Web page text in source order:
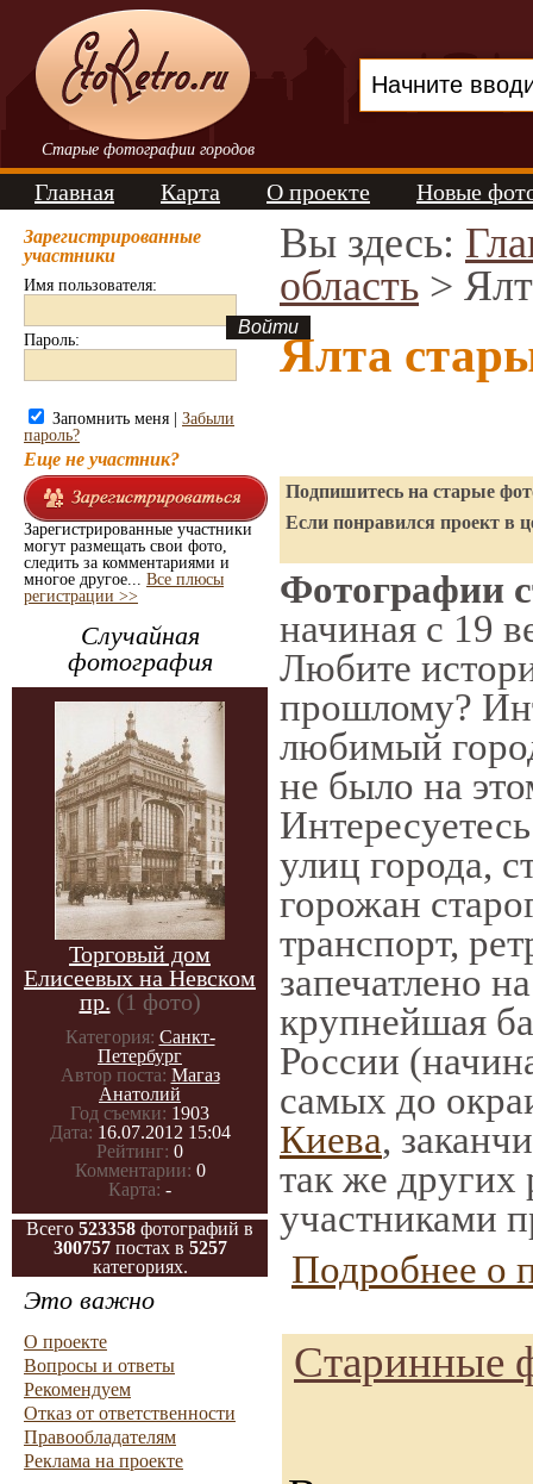
Старые фотографии городов
Главная Карта О проекте Новые
Зарегистрированные
участники
Имя пользователя:
Пароль:
Запомнить меня | Забыли
пароль?
Еще не участник?
Зарегистрированные участники
могут размещать свои фото,
следить за комментариями и
многое другое... Все плюсы
регистрации >>
Случайная
фотография
Торговый дом
Елисеевых на Невском
пр. (1 фото)
Категория: Санкт-
Петербург
Автор поста: Магаз
Анатолий
Год съемки: 1903
Дата: 16.07.2012 15:04
Рейтинг: 0
Комментарии: 0
Карта: -
Всего 523358 фотографий в
300757постах в 5257
категориях.
Это важно
О проекте
Вопросы и ответы
Рекомендуем
Отказ от ответственности
Правообладателям
Реклама на проекте
Вы здесь:
область >
Ялта
Подпишитесь на старые
Если понравился проект в
Фотографии
начиная с 19
Любите
прошлому?
любимый
не было на
улиц города,
горожан
транспорт,
запечатлено
крупнейшая
России
самых до
Киева,
так же других
участниками
Подробнее о
Старинные